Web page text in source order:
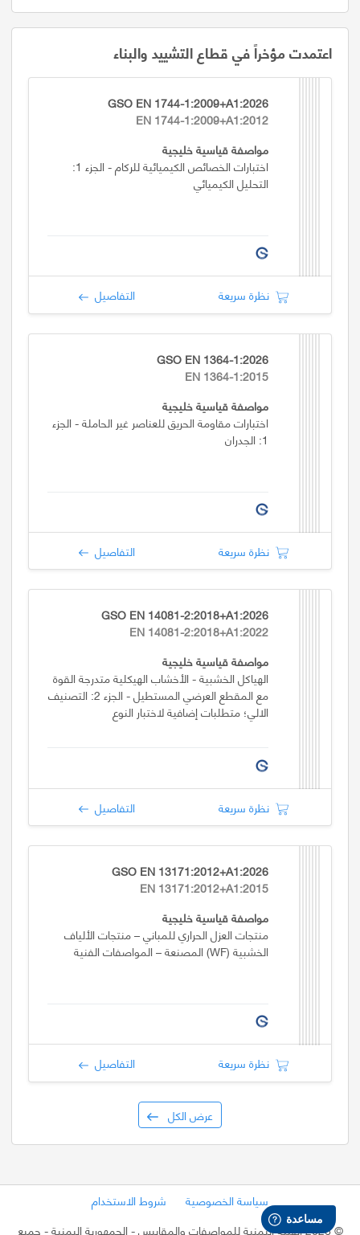
اعتمدت مؤخراً في قطاع التشييد والبناء
GSO EN 1744-1:2009+A1:2026
EN 1744-1:2009+A1:2012
مواصفة قياسية خليجية
اختبارات الخصائص الكيميائية للركام - الجزء 1:
التحليل الكيميائي
نظرة سريعة التفاصيل
GSO EN 1364-1:2026
EN 1364-1:2015
مواصفة قياسية خليجية
اختبارات مقاومة الحريق للعناصر غير الحاملة - الجزء
1: الجدران
نظرة سريعة التفاصيل
GSO EN 14081-2:2018+A1:2026
EN 14081-2:2018+A1:2022
مواصفة قياسية خليجية
الهياكل الخشبية - الأخشاب الهيكلية متدرجة القوة
مع المقطع العرضي المستطيل - الجزء 2: التصنيف
الالي؛ متطلبات إضافية لاختبار النوع
نظرة سريعة التفاصيل
GSO EN 13171:2012+A1:2026
EN 13171:2012+A1:2015
مواصفة قياسية خليجية
منتجات العزل الحراري للمباني – منتجات الألياف
الخشبية (WF) المصنعة – المواصفات الفنية
نظرة سريعة التفاصيل
عرض الكل
سياسة الخصوصية
شروط الاستخدام
©2026 الهيئة اليمنية للمواصفات والمقاييس - الجمهورية اليمنية - جميع